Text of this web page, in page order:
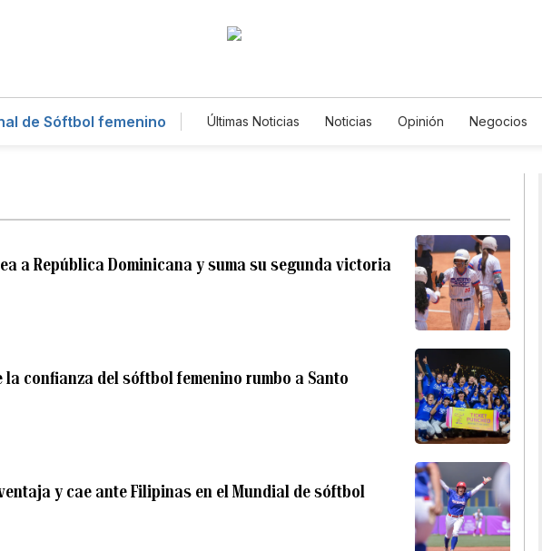
de Sóftbol femenino Últimas Noticias Noticias Opinión Negocios
a República Dominicana y suma su segunda victoria
confianza del sóftbol femenino rumbo a Santo
y cae ante Filipinas en el Mundial de sóftbol